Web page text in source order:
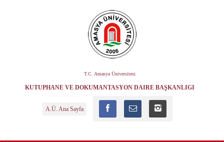
T.C. Amasya Üniversitesi
KÜTÜPHANE VE DOKÜMANTASYON DAIRE BAŞKANLIĞI
A.Ü. Ana Sayfa